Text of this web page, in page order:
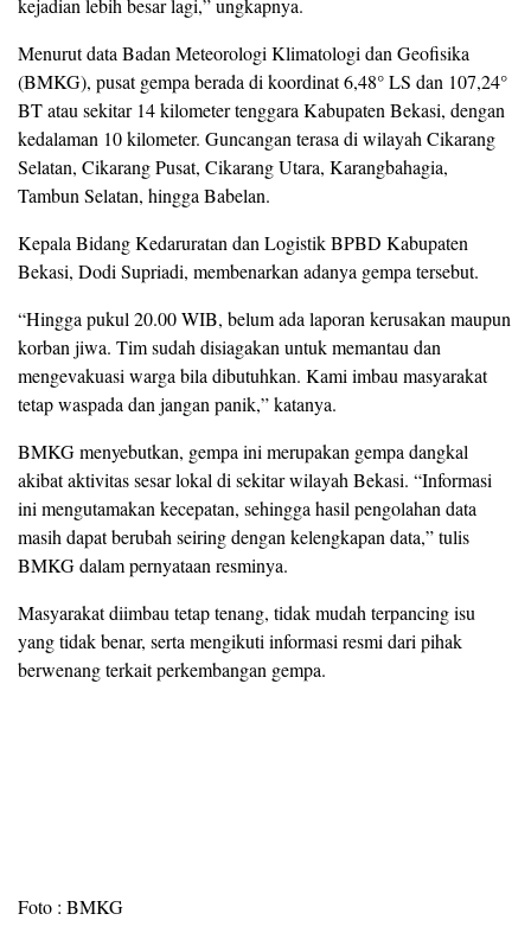
Menurut data Badan Meteorologi Klimatologi dan Geofisika
(BMKG), pusat gempa berada di koordinat 6,48° LS dan 107,24°
BT atau sekitar 14 kilometer tenggara Kabupaten Bekasi, dengan
kedalaman 10 kilometer. Guncangan terasa di wilayah Cikarang
Selatan, Cikarang Pusat, Cikarang Utara, Karangbahagia,
Tambun Selatan, hingga Babelan.
Kepala Bidang Kedaruratan dan Logistik BPBD Kabupaten
Bekasi, Dodi Supriadi, membenarkan adanya gempa tersebut.
“Hingga pukul 20.00 WIB, belum ada laporan kerusakan maupun
korban jiwa. Tim sudah disiagakan untuk memantau dan
mengevakuasi warga bila dibutuhkan. Kami imbau masyarakat
tetap waspada dan jangan panik,” katanya.
BMKG menyebutkan, gempa ini merupakan gempa dangkal
akibat aktivitas sesar lokal di sekitar wilayah Bekasi. “Informasi
ini mengutamakan kecepatan, sehingga hasil pengolahan data
masih dapat berubah seiring dengan kelengkapan data,” tulis
BMKG dalam pernyataan resminya.
Masyarakat diimbau tetap tenang, tidak mudah terpancing isu
yang tidak benar, serta mengikuti informasi resmi dari pihak
berwenang terkait perkembangan gempa.
Foto : BMKG